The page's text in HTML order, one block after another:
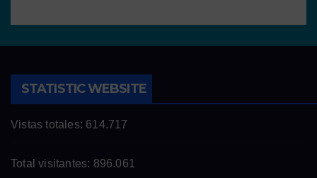
STATISTIC WEBSITE
Vistas totales: 614.717
Total visitantes: 896.061